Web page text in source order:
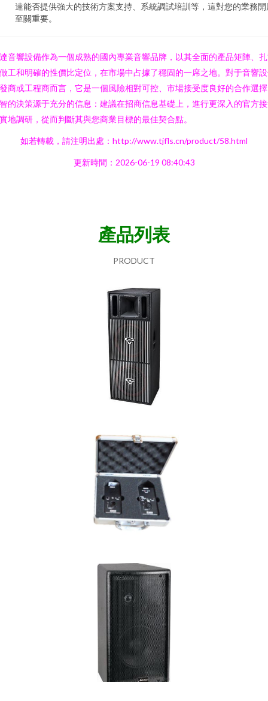
達能否提供強大的技術方案支持、系統調試培訓等，這對您的業務開
至關重要。
音響設備作為一個成熟的國內專業音響品牌，以其全面的產品矩陣、
工和明確的性價比定位，在市場中占據了穩固的一席之地。對于音響
商或工程商而言，它是一個風險相對可控、市場接受度良好的合作選
的決策源于充分的信息：建議在招商信息基礎上，進行更深入的官方
地調研，從而判斷其與您商業目標的最佳契合點。
如若轉載，請注明出處：http://www.tjfls.cn/product/58.html
更新時間：2026-06-19 08:40:43
產品列表
PRODUCT